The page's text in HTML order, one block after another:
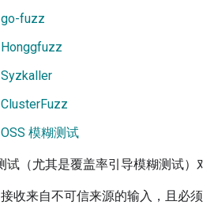
go-fuzz
Honggfuzz
Syzkaller
ClusterFuzz
OSS 模糊测试
试（尤其是覆盖率引导模糊测试）
接收来自不可信来源的输入，且必